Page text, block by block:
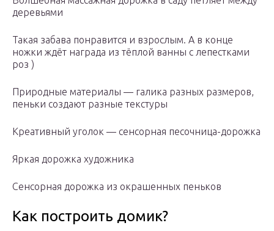
деревьями
Такая забава понравится и взрослым. А в конце
ножки ждёт награда из тёплой ванны с лепестками
роз )
Природные материалы — галика разных размеров,
пеньки создают разные текстуры
Креативный уголок — сенсорная песочница-дорожка
Яркая дорожка художника
Сенсорная дорожка из окрашенных пеньков
Как построить домик?